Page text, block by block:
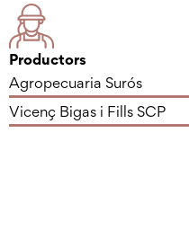
Productors
Agropecuaria Surós
Vicenç Bigas i Fills SCP